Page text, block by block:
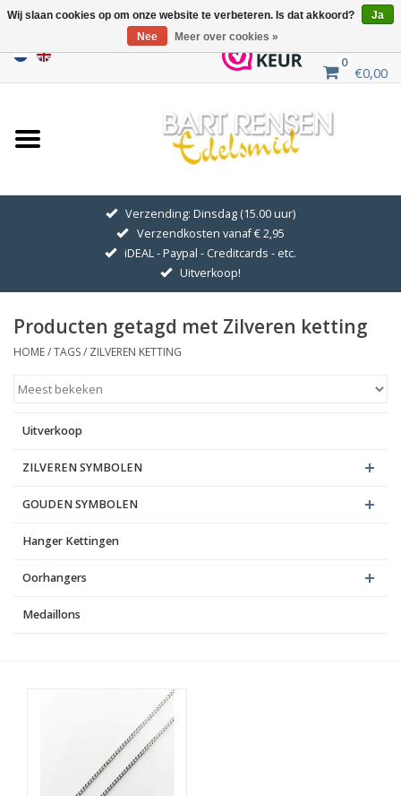
0
€0,00
Home
Uitverkoop
GOUDEN SYMBOLEN
Hanger Kettingen
Oorhangers
Medaillons
Blog
Verzending: Dinsdag (15.00 uur)
Verzendkosten vanaf € 2,95
iDEAL - Paypal - Creditcards - etc.
Uitverkoop!
Producten getagd met Zilveren ketting
HOME/TAGS/ ZILVEREN KETTING
Uitverkoop
ZILVEREN SYMBOLEN
GOUDEN SYMBOLEN
Hanger Kettingen
Oorhangers
Medaillons
Wij slaan cookies op om onze website te verbeteren. Is dat akkoord?
Ja
Nee
Meer over cookies »